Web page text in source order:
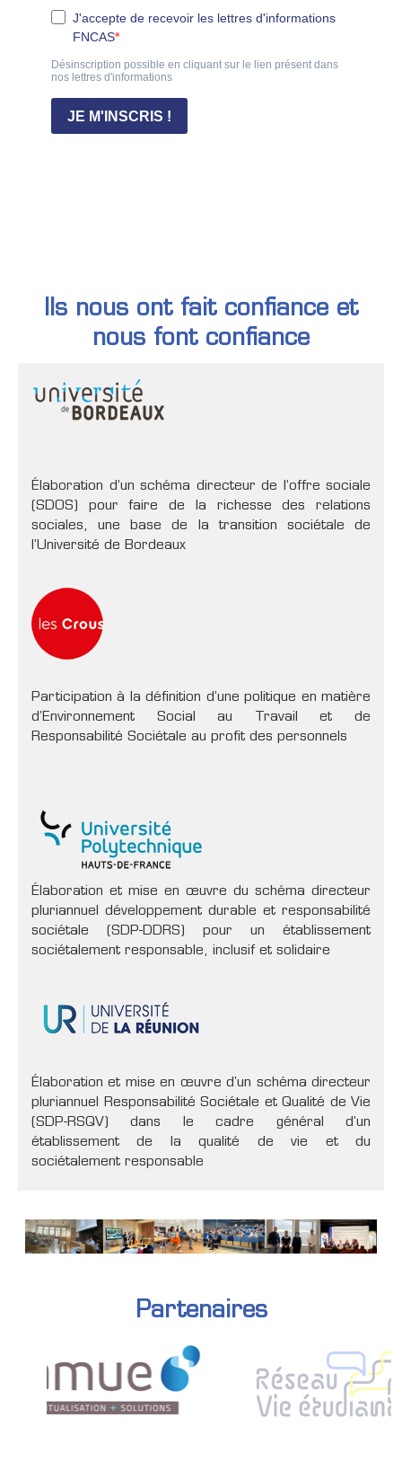
Ils nous ont fait confiance et
nous font confiance
Élaboration d’un schéma directeur de l’offre sociale
(SDOS) pour faire de la richesse des relations
sociales, une base de la transition sociétale de
l’Université de Bordeaux
Participation à la définition d’une politique en matière
d’Environnement Social au Travail et de
Responsabilité Sociétale au profit des personnels
Élaboration et mise en œuvre du schéma directeur
pluriannuel développement durable et responsabilité
sociétale (SDP-DDRS) pour un établissement
sociétalement responsable, inclusif et solidaire
Élaboration et mise en œuvre d'un schéma directeur
pluriannuel Responsabilité Sociétale et Qualité de Vie
(SDP-RSQV) dans le cadre général d’un
établissement de la qualité de vie et du
sociétalement responsable
Partenaires